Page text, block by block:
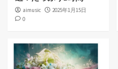
aimusic
2025年1月15日
0